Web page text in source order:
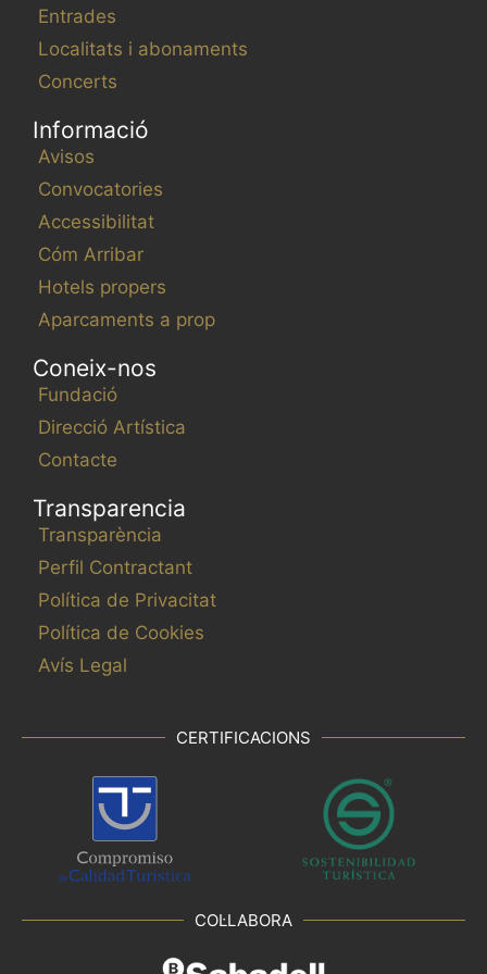
Entrades
Localitats i abonaments
Concerts
Informació
Avisos
Convocatories
Accessibilitat
Cóm Arribar
Hotels propers
Aparcaments a prop
Coneix-nos
Fundació
Direcció Artística
Contacte
Transparencia
Transparència
Perfil Contractant
Política de Privacitat
Política de Cookies
Avís Legal
CERTIFICACIONS
COL·LABORA